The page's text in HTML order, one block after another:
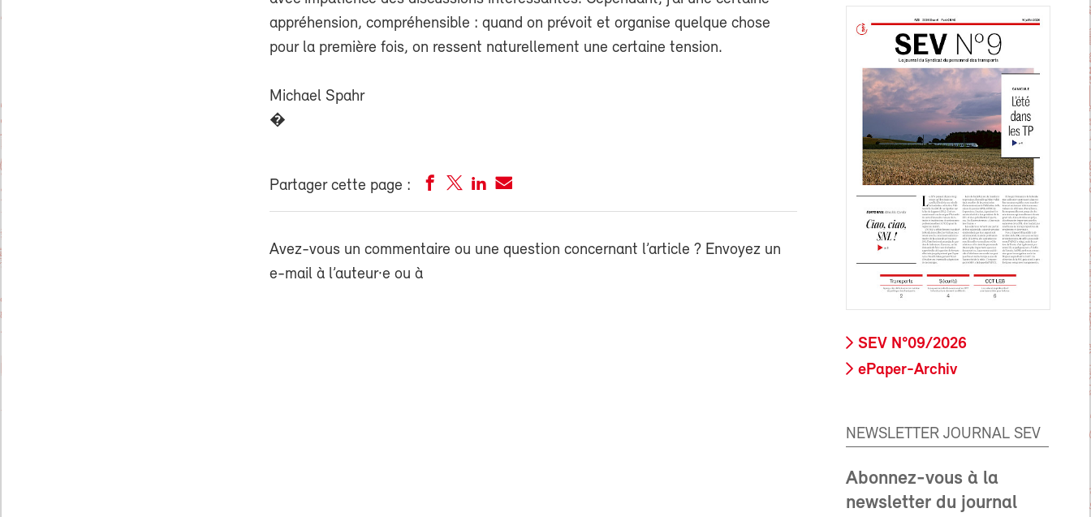
appréhension, compréhensible : quand on prévoit et organise quelque chose
pour la première fois, on ressent naturellement une certaine tension.
Michael Spahr
​​​​​​�
Partager cette page :
Avez-vous un commentaire ou une question concernant l’article ? Envoyez un
e-mail à l’auteur·e ou à
SEV N°09/2026
ePaper-Archiv
NEWSLETTER JOURNAL SEV
Abonnez-vous à la
newsletter du journal